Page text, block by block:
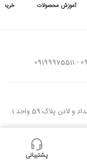
آموزش محصولات خرید
پلاک 59 واحد 1
پشتیبانی